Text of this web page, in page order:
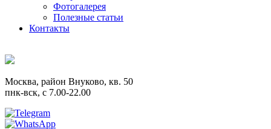
Фотогалерея
Полезные статьи
Контакты
Москва, район Внуково, кв. 50
пнк-вск, c 7.00-22.00